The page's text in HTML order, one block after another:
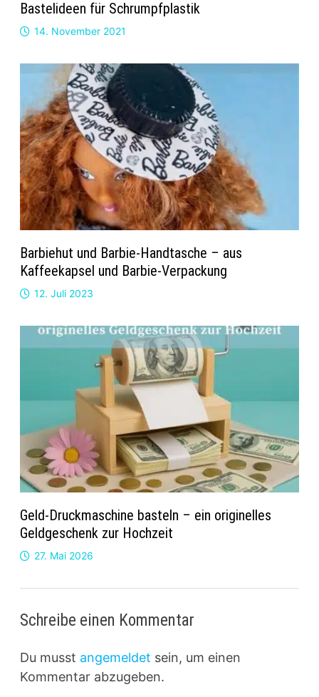
Bastelideen für Schrumpfplastik
14. November 2021
Barbiehut und Barbie-Handtasche – aus
Kaffeekapsel und Barbie-Verpackung
12. Juli 2023
Geld-Druckmaschine basteln – ein originelles
Geldgeschenk zur Hochzeit
27. Mai 2026
Schreibe einen Kommentar
Du musst angemeldet sein, um einen
Kommentar abzugeben.